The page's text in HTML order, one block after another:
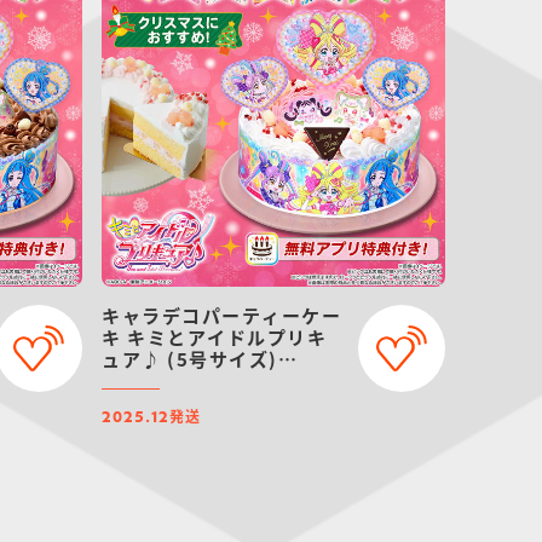
キャラデコパーティーケー
キ キミとアイドルプリキ
ュア♪ (5号サイズ)
2025.12発送